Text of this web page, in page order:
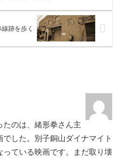
跡を歩く
たのは、緒形拳さん主
した。別子銅山ダイナマイト
ている映画です。まだ取り壊